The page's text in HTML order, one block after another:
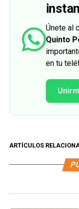
Únete al
Quinto
en tu
ARTÍCULOS